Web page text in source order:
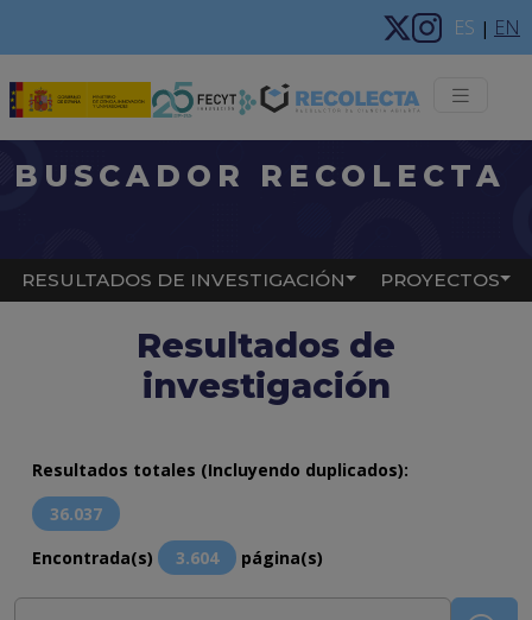
ES | EN
BUSCADOR RECOLECTA
Main navigation
RESULTADOS DE INVESTIGACIÓN PROYECTOS
Resultados de
investigación
Resultados totales (Incluyendo duplicados):
36.037
Encontrada(s)
3.604 página(s)